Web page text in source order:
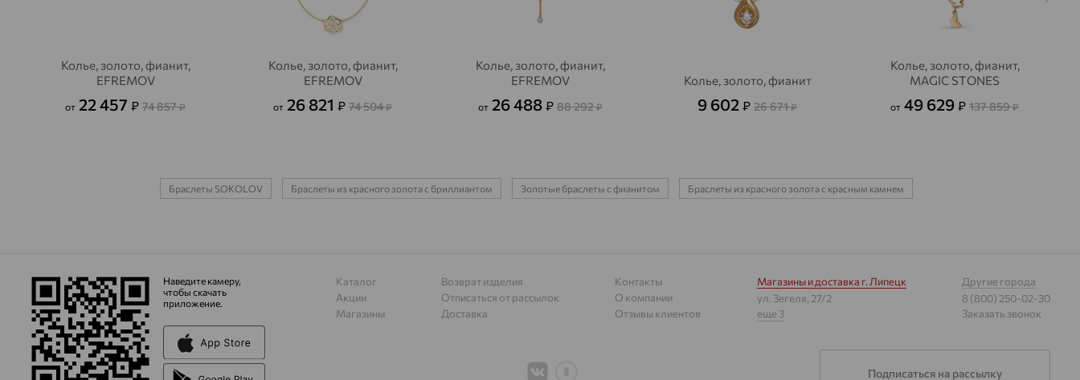
Колье, золото, фианит,
EFREMOV
от 22 457 ₽ 74 857₽
Колье, золото, фианит,
EFREMOV
от 26 821 ₽ 74 504₽
Колье, золото, фианит,
EFREMOV
от 26 488 ₽ 88 292₽
Колье, золото, фианит
9 602 ₽ 26 671₽
Колье, золото, фианит,
MAGIC STONES
от 49 629 ₽ 137 859₽
Браслеты SOKOLOV Браслеты из красного золота с бриллиантом Золотые браслеты с фианитом Браслеты из красного золота с красным камнем
Наведите камеру,
чтобы скачать
приложение.
Каталог
Акции
Магазины
Возврат изделия
Отписаться от рассылок
Доставка
Контакты
О компании
Отзывы клиентов
Магазины и доставка г. Липецк
ул. Зегеля, 27/2
еще 3
Другие города
8 (800) 250-02-30
Заказать звонок
Подписаться на рассылку
Александров
Алексеево-Лозовское доставка